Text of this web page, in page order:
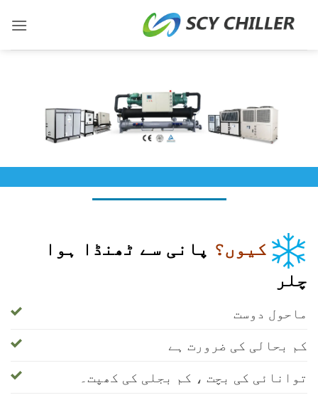
کیوں؟ پانی سے ٹھنڈا ہوا
چلر
ماحول دوست
کم بحالی کی ضرورت ہے
توانائی کی بچت ، کم بجلی کی کھپت۔